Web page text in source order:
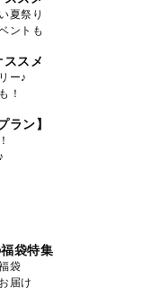
夏祭り
ントも
ススメ
ー♪
！
ラン】
袋特集
袋
届け